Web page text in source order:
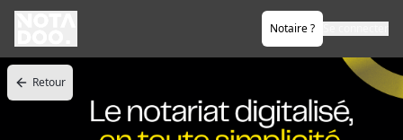
Notaire ?
Retour